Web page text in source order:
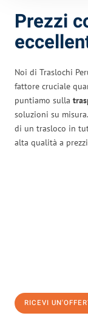
Prezzi
Noi di Traslochi
fattore cruciale
puntiamo sulla
soluzioni su
di un trasloco in
alta qualità a
RICEVI